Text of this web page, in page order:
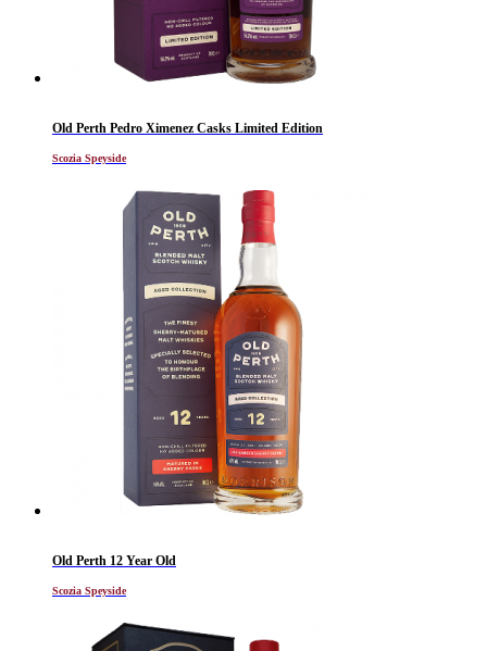
Old Perth Pedro Ximenez Casks Limited Edition
Scozia Speyside
Old Perth 12 Year Old
Scozia Speyside